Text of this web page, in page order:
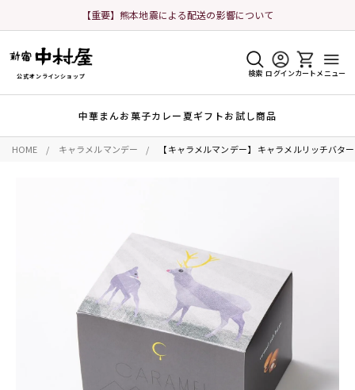
【重要】熊本地震による配送の影響について
公式オンラインショップ 検索 ログインカート メニュー
中華まんお菓子カレー夏ギフトお試し商品
HOME キャラメルマンデー 【キャラメルマンデー】 キャラメルリッチバタ